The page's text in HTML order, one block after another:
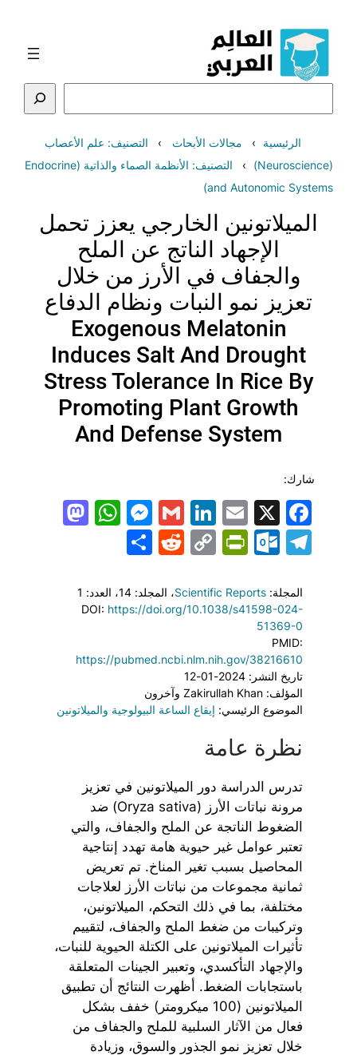
المحتوى
الرئيسية مجالات الأبحاث
التصنيف: علم الأعصاب
(Neuroscience)
التصنيف: الأنظمة الصماء والذاتية (Endocrine
and Autonomic Systems)
الميلاتونين الخارجي يعزز تحمل
الإجهاد الناتج عن الملح
والجفاف في الأرز من خلال
تعزيز نمو النبات ونظام الدفاع
Exogenous Melatonin
Induces Salt And Drought
Stress Tolerance In Rice By
Promoting Plant Growth
And Defense System
شارك:
Facebook
X
Email
LinkedIn
Gmail
Telegram
Outlook.com
PrintFriendly
Copy
Reddit
Share
المجلة: Scientific Reports، المجلد: 14
، العدد: 1
DOI: https://doi.org/10.1038/s41598-024-
51369-0
PMID:
https://pubmed.ncbi.nlm.nih.gov/38216610
تاريخ النشر: 2024-01-12
المؤلف: Zakirullah Khan وآخرون
الموضوع الرئيسي: إيقاع الساعة البيولوجية والميلاتونين
نظرة عامة
تدرس الدراسة دور الميلاتونين في تعزيز
مرونة نباتات الأرز (Oryza sativa) ضد
الضغوط الناتجة عن الملح والجفاف، والتي
تعتبر عوامل غير حيوية هامة تهدد إنتاجية
المحاصيل بسبب تغير المناخ. تم تعريض
ثمانية مجموعات من نباتات الأرز لعلاجات
مختلفة، بما في ذلك التحكم، الميلاتونين،
وتركيبات من ضغط الملح والجفاف، لتقييم
تأثيرات الميلاتونين على الكتلة الحيوية للنبات،
والإجهاد التأكسدي، وتعبير الجينات المتعلقة
باستجابات الضغط. أظهرت النتائج أن تطبيق
الميلاتونين (100 ميكرومتر) خفف بشكل
فعال من الآثار السلبية للملح والجفاف من
خلال تعزيز نمو الجذور والسوق، وزيادة